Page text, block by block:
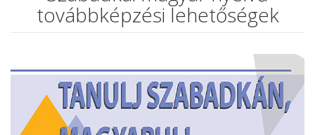
továbbképzési lehetőségek